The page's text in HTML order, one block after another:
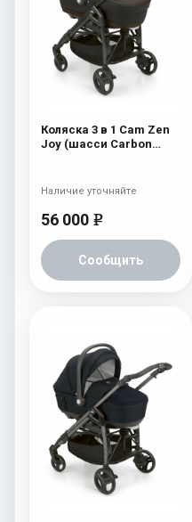
Коляска 3 в 1 Cam Zen
Joy (шасси Carbon
56 000 e
Сообщить
Наличие уточняйте